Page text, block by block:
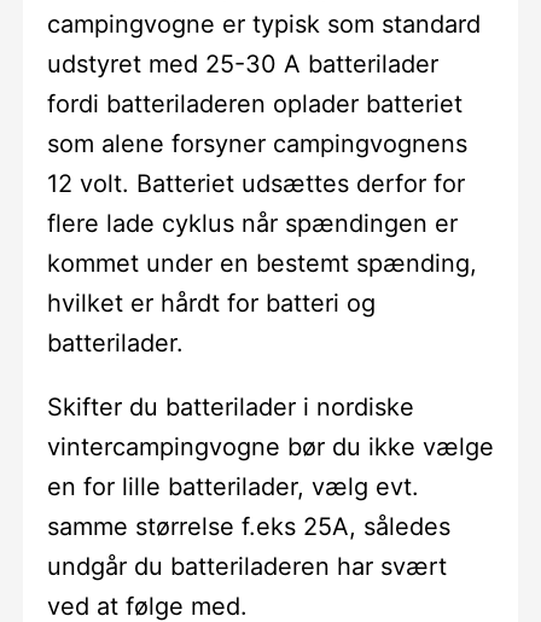
campingvogne er typisk som standard
udstyret med 25-30 A batterilader
fordi batteriladeren oplader batteriet
som alene forsyner campingvognens
12 volt. Batteriet udsættes derfor for
flere lade cyklus når spændingen er
kommet under en bestemt spænding,
hvilket er hårdt for batteri og
batterilader.
Skifter du batterilader i nordiske
vintercampingvogne bør du ikke vælge
en for lille batterilader, vælg evt.
samme størrelse f.eks 25A, således
undgår du batteriladeren har svært
ved at følge med.